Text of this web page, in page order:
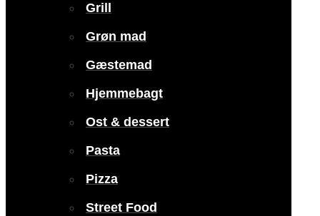
Grill
Grøn mad
Gæstemad
Hjemmebagt
Ost & dessert
Pasta
Pizza
Street Food